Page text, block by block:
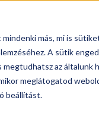
más, mi is
A sütik
az általunk
meglátogatod
beállítást.
Könyvelőknek
bevásárlás 2026.